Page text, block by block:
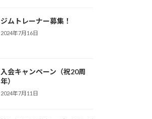
ジムトレーナー募集！
2024年7月16日
入会キャンペーン（祝20周
年）
2024年7月11日